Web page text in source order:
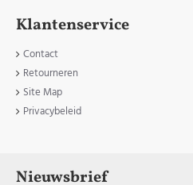
Klantenservice
Contact
Retourneren
Site Map
Privacybeleid
Nieuwsbrief